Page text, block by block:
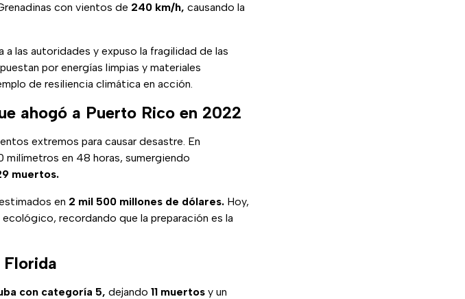
con vientos de 240 km/h, causando la
las autoridades y expuso la fragilidad de las
por energías limpias y materiales
de resiliencia climática en acción.
ahogó a Puerto Rico en 2022
extremos para causar desastre. En
milímetros en 48 horas, sumergiendo
muertos.
en 2 mil 500 millones de dólares. Hoy,
recordando que la preparación es la
Florida
con categoría 5, dejando 11 muertos y un